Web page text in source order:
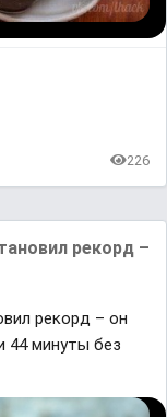
226
рекорд –
рекорд – он
44 минуты без